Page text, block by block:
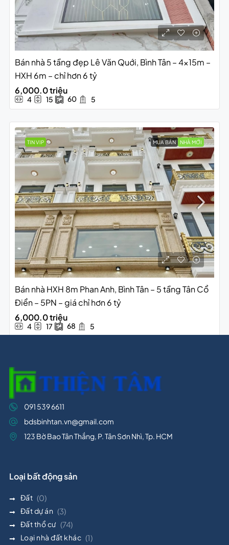
Bán nhà 5 tầng đẹp Lê Văn Quới, Bình Tân – 4x15m –
HXH 6m – chỉ hơn 6 tỷ
6,000.0 triệu
4 15 60 5
TIN VIP MUA BÁN NHÀ MỚI
Bán nhà HXH 8m Phan Anh, Bình Tân – 5 tầng Tân Cổ
Điển – 5PN – giá chỉ hơn 6 tỷ
6,000.0 triệu
4 17 68 5
091 539 6611
bdsbinhtan.vn@gmail.com
123 Bờ Bao Tân Thắng, P. Tân Sơn Nhì, Tp. HCM
Loại bất động sản
Đất (0)
Đất dự án (3)
Đất thổ cư (74)
Loại nhà đất khác (1)